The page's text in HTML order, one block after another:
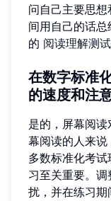
问自己主要思
间用自己的话
的 阅读理解测试
在数字标准
的速度和注
是的，屏幕阅
幕阅读的人来
多数标准化考
习至关重要。
扰，并在练习